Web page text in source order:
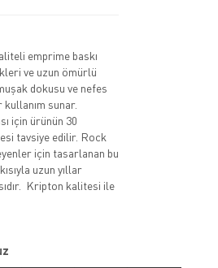
emprime baskı
ve uzun ömürlü
dokusu ve nefes
sunar.
için ürünün 30
tavsiye edilir. Rock
için tasarlanan bu
uzun yıllar
Kripton kalitesi ile